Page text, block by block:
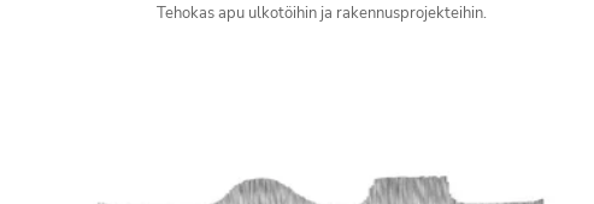
Tehokas apu ulkotöihin ja rakennusprojekteihin.